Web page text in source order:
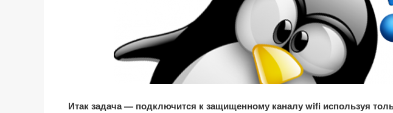
Итак задача — подключится к защищенному каналу wifi используя